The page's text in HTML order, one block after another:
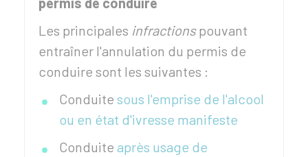
Les principales infractionspouvant
entraîner l'annulation du permis de
conduire sont les suivantes :
Conduite sous l'emprise de l'alcool
ou en état d'ivresse manifeste
Conduite après usage de